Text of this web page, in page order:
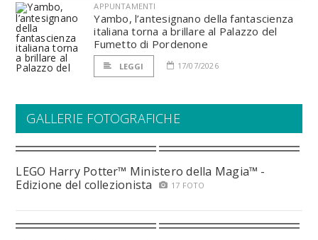
APPUNTAMENTI
Yambo, l’antesignano della fantascienza
italiana torna a brillare al Palazzo del
Fumetto di Pordenone
LEGGI 17/07/2026
GALLERIE FOTOGRAFICHE
LEGO Harry Potter™ Ministero della Magia™ -
Edizione del collezionista
17 FOTO